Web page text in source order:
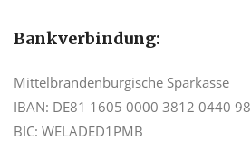
Bankverbindung:
Mittelbrandenburgische Sparkasse
IBAN: DE81 1605 0000 3812 0440 98
BIC: WELADED1PMB